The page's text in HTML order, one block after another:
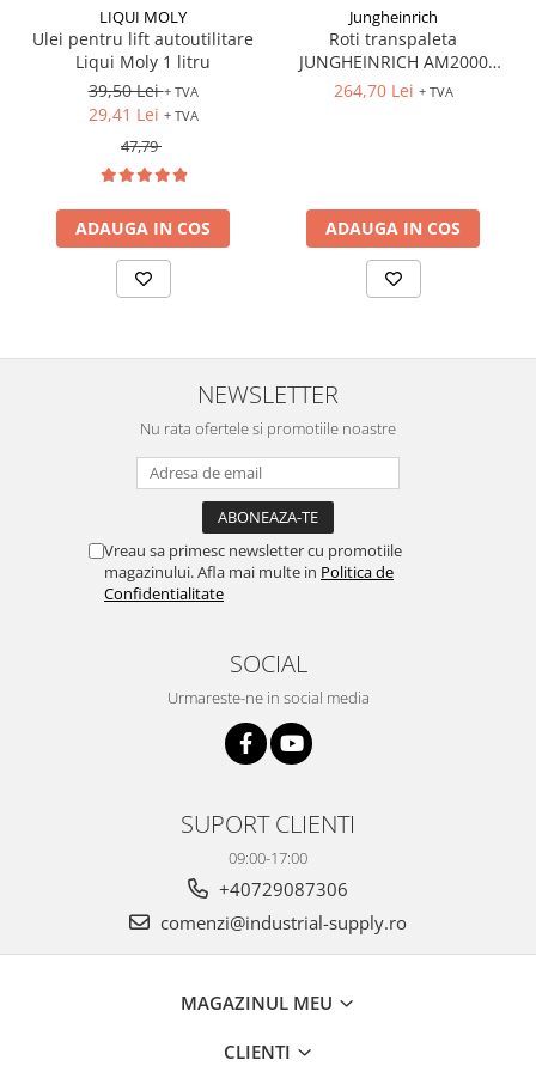
LIQUI MOLY
Ulei pentru lift autoutilitare
Liqui Moly 1 litru
39,50 Lei+ TVA
29,41 Lei + TVA
47,79
ADAUGA IN COS
Jungheinrich
Roti transpaleta
JUNGHEINRICH AM2000
170x50 mm
264,70 Lei + TVA
ADAUGA IN COS
NEWSLETTER
Nu rata ofertele si promotiile noastre
Vreau sa primesc newsletter cu promotiile
magazinului. Afla mai multe in Politica de
Confidentialitate
SOCIAL
Urmareste-ne in social media
SUPORT CLIENTI
09:00-17:00
+40729087306
comenzi@industrial-supply.ro
MAGAZINUL MEU
CLIENTI